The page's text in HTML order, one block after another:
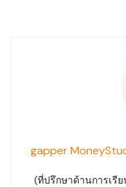
gapper
(ที่ปรึกษาด้านการเรี